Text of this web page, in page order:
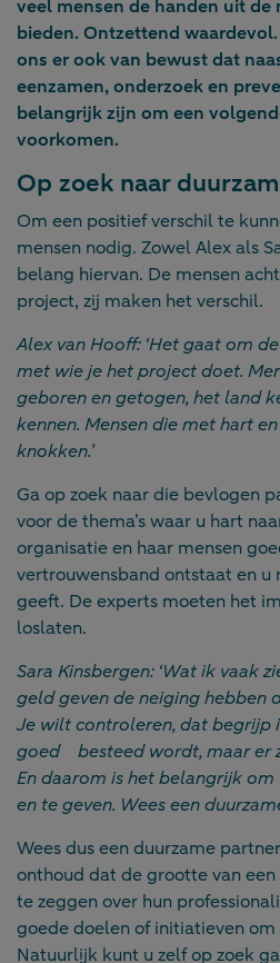
veel mensen de handen uit
bieden. Ontzettend
ons er ook van bewust dat
eenzamen, onderzoek en
belangrijk zijn om een
voorkomen.
Op zoek naar
Om een positief verschil te
mensen nodig. Zowel Alex als
belang hiervan. De mensen
project, zij maken het verschil.
Alex van Hooff: ‘Het gaat om
met wie je het project doet.
geboren en getogen, het land
kennen. Mensen die met hart
knokken.’
Ga op zoek naar die bevlogen
voor de thema’s waar u hart
organisatie en haar mensen
vertrouwensband ontstaat en u
geeft. De experts moeten het
loslaten.
Sara Kinsbergen: ‘Wat ik vaak
geld geven de neiging hebben
Je wilt controleren, dat begrijp
goed besteed wordt, maar er
En daarom is het belangrijk
en te geven. Wees een
Wees dus een duurzame
onthoud dat de grootte van
te zeggen over hun
goede doelen of initiatieven
Natuurlijk kunt u zelf op zoek